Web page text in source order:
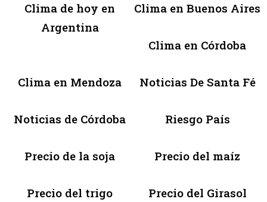
Clima de hoy en
Argentina
Clima en Buenos Aires
Clima en Córdoba
Clima en Mendoza Noticias De Santa Fé
Noticias de Córdoba Riesgo País
Precio de la soja Precio del maíz
Precio del trigo Precio del Girasol